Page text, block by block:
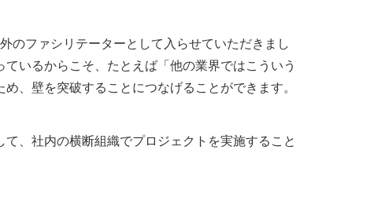
のファシリテーターとして入らせていただきまし
いるからこそ、たとえば「他の業界ではこういう
、壁を突破することにつなげることができます。
、社内の横断組織でプロジェクトを実施すること